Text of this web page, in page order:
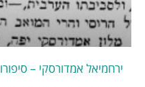
ירחמיאל אמדורסקי –